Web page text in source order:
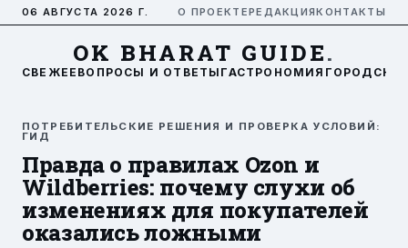
06 АВГУСТА 2026 Г. О ПРОЕКТЕРЕДАКЦИЯКОНТАКТЫ
OK BHARAT GUIDE.
СВЕЖЕЕ ВОПРОСЫ И ОТВЕТЫ ГАСТРОНОМИЯ
ПОТРЕБИТЕЛЬСКИЕ РЕШЕНИЯ И ПРОВЕРКА УСЛОВИЙ:
ГИД
Правда о правилах Ozon и
Wildberries: почему слухи об
изменениях для покупателей
оказались ложными